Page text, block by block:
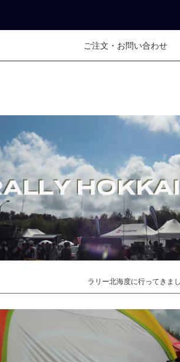
ご注文・お問い合わせ
ラリー北海度に行ってきま